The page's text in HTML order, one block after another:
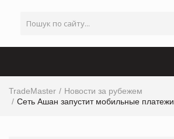
TradeMaster
Новости за рубежем
Сеть Ашан запустит мобильные платежи